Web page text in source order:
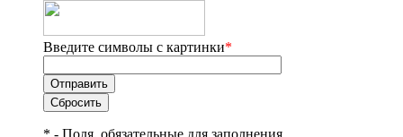
Введите символы с картинки*
* - Поля, обязательные для заполнения